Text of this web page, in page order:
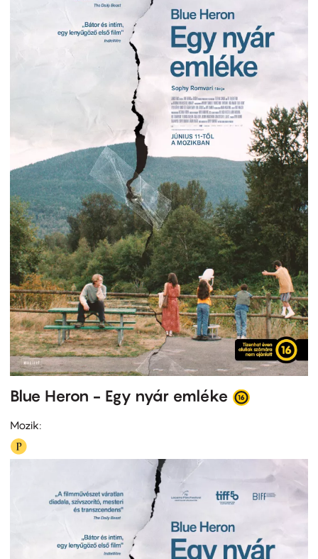
Blue Heron - Egy nyár emléke
Mozik: